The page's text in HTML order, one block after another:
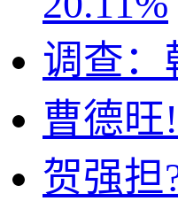
调查：
曹德
贺强担